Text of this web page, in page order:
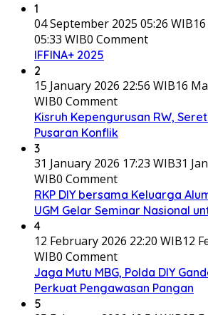
1
04 September 2025 05:26 WIB
05:33 WIB0 Comment
IFFINA+ 2025
2
15 January 2026 22:56 WIB16
WIB0 Comment
Kisruh Kepengurusan RW,
Pusaran Konflik
3
31 January 2026 17:23 WIB31
WIB0 Comment
RKP DIY bersama Keluarga
UGM Gelar Seminar Nasional
4
12 February 2026 22:20 WIB12
WIB0 Comment
Jaga Mutu MBG, Polda DIY
Perkuat Pengawasan Pangan
5